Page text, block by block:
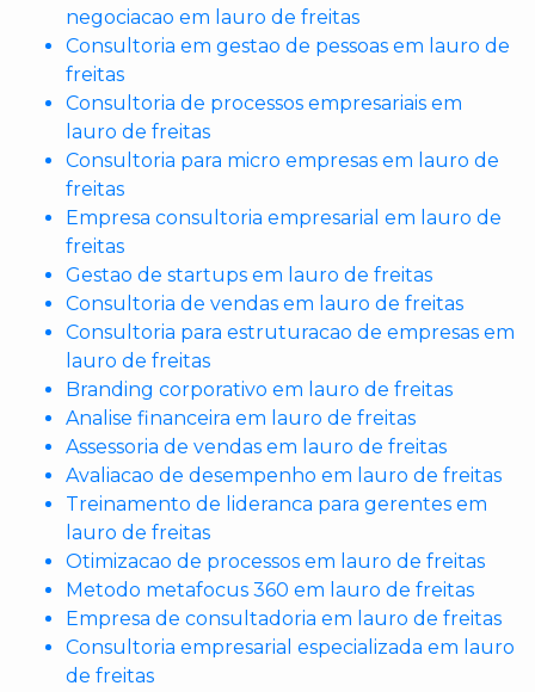
negociacao em lauro de freitas
Consultoria em gestao de pessoas em lauro de
freitas
Consultoria de processos empresariais em
lauro de freitas
Consultoria para micro empresas em lauro de
freitas
Empresa consultoria empresarial em lauro de
freitas
Gestao de startups em lauro de freitas
Consultoria de vendas em lauro de freitas
Consultoria para estruturacao de empresas em
lauro de freitas
Branding corporativo em lauro de freitas
Analise financeira em lauro de freitas
Assessoria de vendas em lauro de freitas
Avaliacao de desempenho em lauro de freitas
Treinamento de lideranca para gerentes em
lauro de freitas
Otimizacao de processos em lauro de freitas
Metodo metafocus 360 em lauro de freitas
Empresa de consultadoria em lauro de freitas
Consultoria empresarial especializada em lauro
de freitas